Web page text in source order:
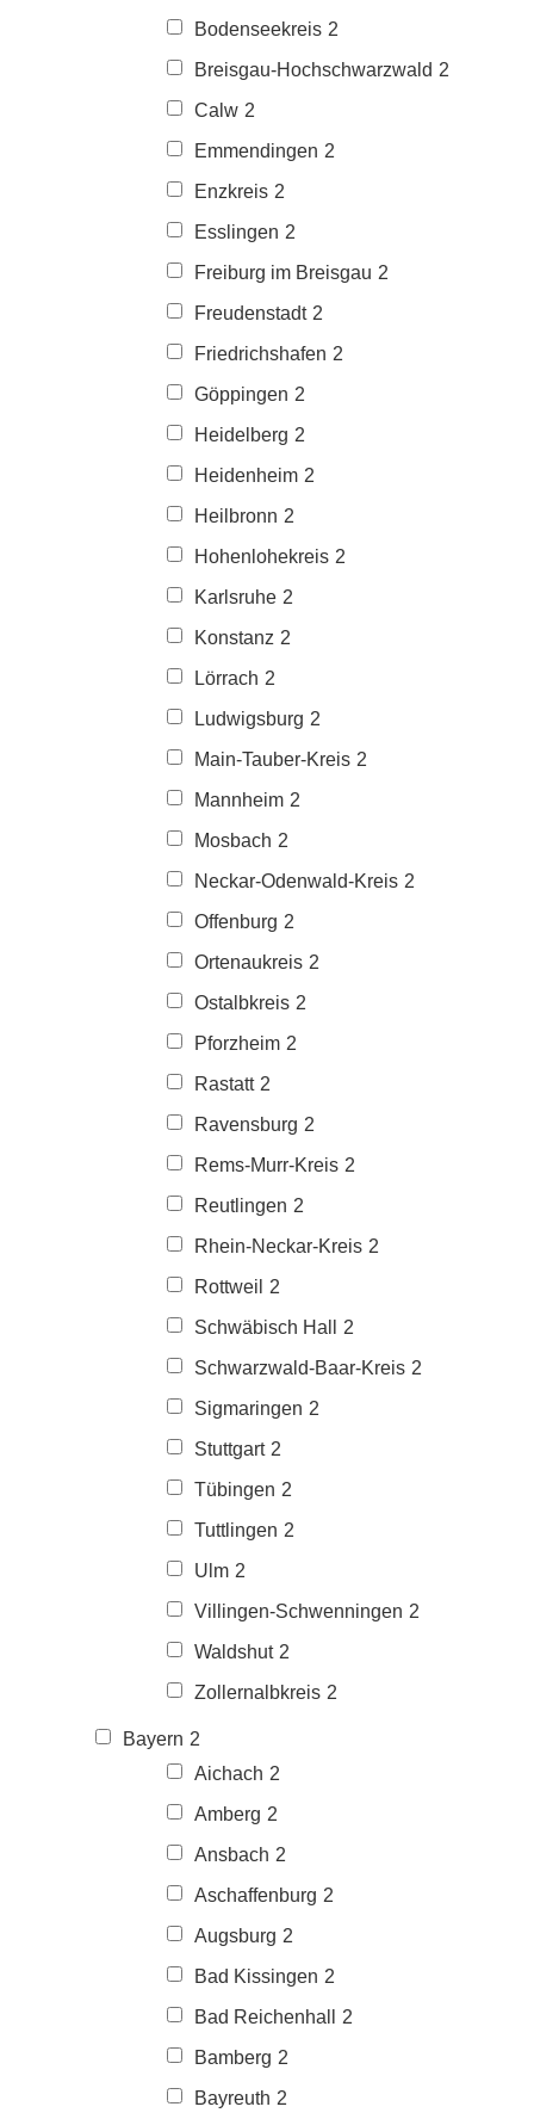
Bodenseekreis 2
Breisgau-Hochschwarzwald 2
Calw 2
Emmendingen 2
Enzkreis 2
Esslingen 2
Freiburg im Breisgau 2
Freudenstadt 2
Friedrichshafen 2
Göppingen 2
Heidelberg 2
Heidenheim 2
Heilbronn 2
Hohenlohekreis 2
Karlsruhe 2
Konstanz 2
Lörrach 2
Ludwigsburg 2
Main-Tauber-Kreis 2
Mannheim 2
Mosbach 2
Neckar-Odenwald-Kreis 2
Offenburg 2
Ortenaukreis 2
Ostalbkreis 2
Pforzheim 2
Rastatt 2
Ravensburg 2
Rems-Murr-Kreis 2
Reutlingen 2
Rhein-Neckar-Kreis 2
Rottweil
2
Schwäbisch Hall
2
Schwarzwald-Baar-Kreis 2
Sigmaringen 2
Stuttgart 2
Tübingen 2
Tuttlingen 2
Ulm 2
Villingen-Schwenningen 2
Waldshut 2
Zollernalbkreis 2
Bayern 2
Aichach 2
Amberg 2
Ansbach 2
Aschaffenburg 2
Augsburg 2
Bad Kissingen 2
Bad Reichenhall
2
Bamberg 2
Bayreuth 2